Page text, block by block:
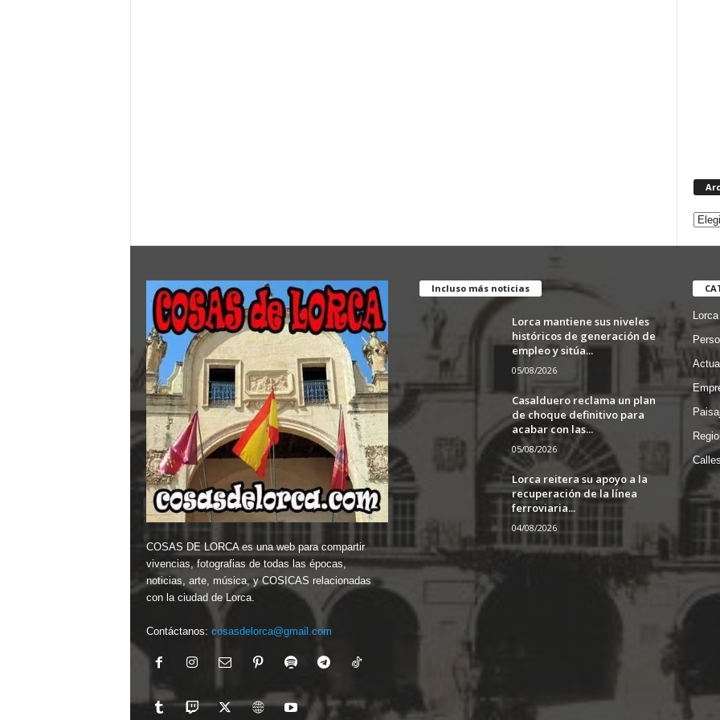
COSAS DE LORCA es una web para compartir
vivencias, fotografias de todas las épocas,
noticias, arte, música, y COSICAS relacionadas
con la ciudad de Lorca.
Contáctanos: cosasdelorca@gmail.com
Incluso más noticias
Lorca mantiene sus niveles
históricos de generación de
empleo y sitúa...
05/08/2026
Casalduero reclama un plan
de choque definitivo para
acabar con las...
05/08/2026
Lorca reitera su apoyo a la
recuperación de la línea
ferroviaria...
04/08/2026
Lorca